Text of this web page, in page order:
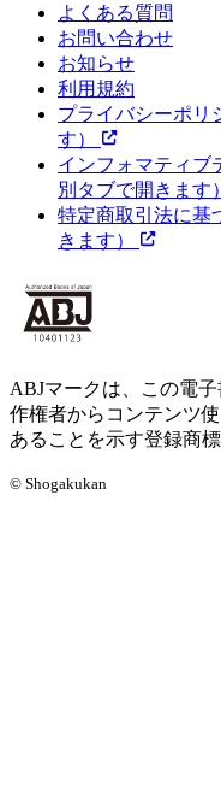
よくある質問
お問い合わせ
お知らせ
利用規約
プライバシーポリ
す）
インフォマティブ
別タブで開きます）
特定商取引法に基
きます）
ABJマークは、この電
作権者からコンテンツ
あることを示す登録商
© Shogakukan